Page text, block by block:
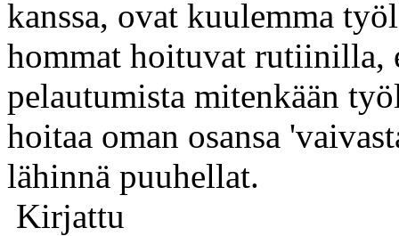
kanssa, ovat kuulemma
hommat hoituvat rutiinilla,
pelautumista mitenkään
hoitaa oman osansa
lähinnä puuhellat.
Kirjattu